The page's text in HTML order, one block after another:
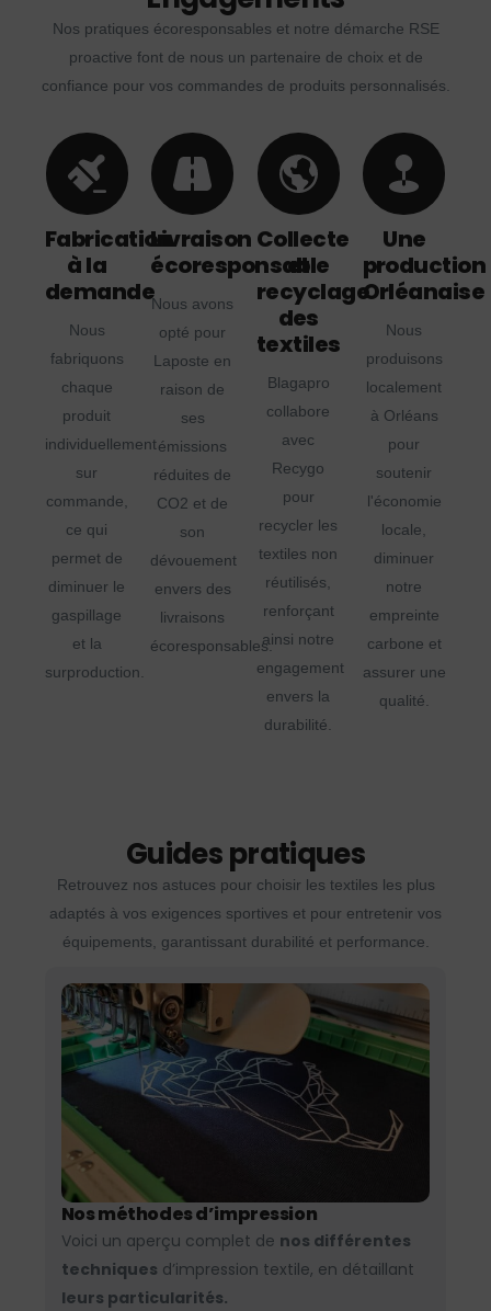
Nos pratiques écoresponsables et notre démarche RSE
proactive font de nous un partenaire de choix et de
confiance pour vos commandes de produits personnalisés.
Fabrication
à la
demande
Nous
fabriquons
chaque
produit
individuellement
sur
commande,
ce qui
permet de
diminuer le
gaspillage
et la
surproduction.
Livraison
écoresponsable
Nous avons
opté pour
Laposte en
raison de
ses
émissions
réduites de
CO2 et de
son
dévouement
envers des
livraisons
écoresponsables.
Collecte
et
recyclage
des
textiles
Blagapro
collabore
avec
Recygo
pour
recycler les
textiles non
réutilisés,
renforçant
ainsi notre
engagement
envers la
durabilité.
Une
production
Orléanaise
Nous
produisons
localement
à Orléans
pour
soutenir
l'économie
locale,
diminuer
notre
empreinte
carbone et
assurer une
qualité.
Guides pratiques
Retrouvez nos astuces pour choisir les textiles les plus
adaptés à vos exigences sportives et pour entretenir vos
équipements, garantissant durabilité et performance.
Nos méthodes d’impression
Voici un aperçu complet de nos différentes
techniques d’impression textile, en détaillant
leurs particularités.